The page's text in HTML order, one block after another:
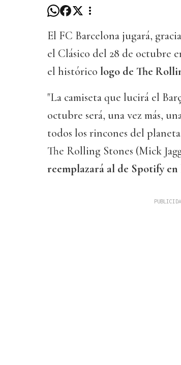
El FC Barcelona jugará,
el Clásico del 28 de octubre
el histórico logo de The
"La camiseta que lucirá el
octubre será, una vez más,
todos los rincones del
The Rolling Stones (Mick
reemplazará al de Spotify en